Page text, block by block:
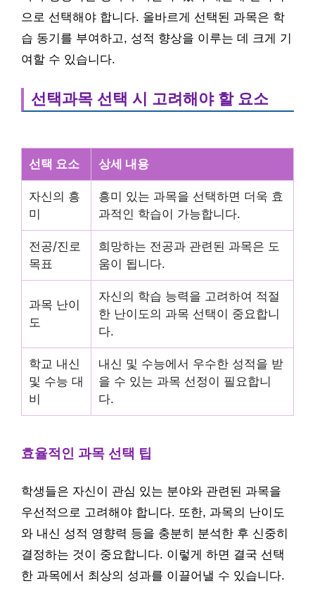
으로 선택해야 합니다. 올바르게 선택된 과목은 학
습 동기를 부여하고, 성적 향상을 이루는 데 크게 기
여할 수 있습니다.
선택과목 선택 시 고려해야 할 요소
선택 요소 상세 내용
자신의 흥
미
흥미 있는 과목을 선택하면 더욱 효
과적인 학습이 가능합니다.
전공/진로
목표
희망하는 전공과 관련된 과목은 도
움이 됩니다.
과목 난이
도
자신의 학습 능력을 고려하여 적절
한 난이도의 과목 선택이 중요합니
다.
학교 내신
및 수능 대
비
내신 및 수능에서 우수한 성적을 받
을 수 있는 과목 선정이 필요합니
다.
효율적인 과목 선택 팁
학생들은 자신이 관심 있는 분야와 관련된 과목을
우선적으로 고려해야 합니다. 또한, 과목의 난이도
와 내신 성적 영향력 등을 충분히 분석한 후 신중히
결정하는 것이 중요합니다. 이렇게 하면 결국 선택
한 과목에서 최상의 성과를 이끌어낼 수 있습니다.